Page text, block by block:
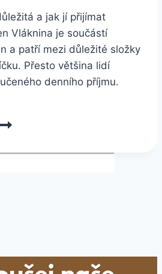
a jak jí přijímat
Vláknina je součástí
a patří mezi důležité složky
Přesto většina lidí
denního příjmu.